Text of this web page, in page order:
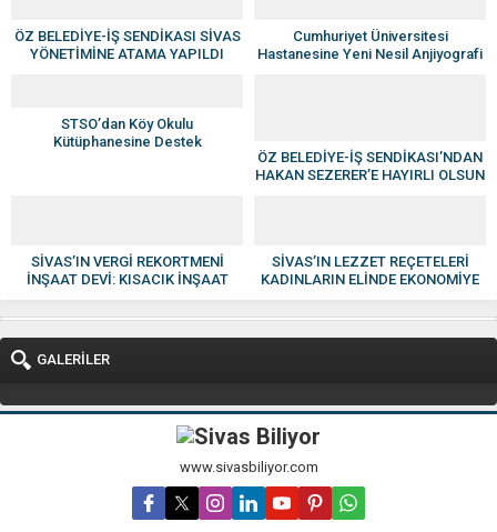
ÖZ BELEDİYE-İŞ SENDİKASI SİVAS
YÖNETİMİNE ATAMA YAPILDI
Cumhuriyet Üniversitesi
Hastanesine Yeni Nesil Anjiyografi
STSO’dan Köy Okulu
Kütüphanesine Destek
ÖZ BELEDİYE-İŞ SENDİKASI’NDAN
HAKAN SEZERER’E HAYIRLI OLSUN
SİVAS’IN VERGİ REKORTMENİ
İNŞAAT DEVİ: KISACIK İNŞAAT
GÜVEN VE KALİTENİN ADI OLDU
SİVAS’IN LEZZET REÇETELERİ
KADINLARIN ELİNDE EKONOMİYE
KAZANDIRILIYOR
GALERİLER
www.sivasbiliyor.com